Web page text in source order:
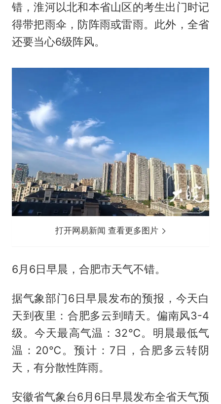
错，淮河以北和本省山区的考生出门时记
得带把雨伞，防阵雨或雷雨。此外，全省
还要当心6级阵风。
打开网易新闻 查看更多图片
6月6日早晨，合肥市天气不错。
据气象部门6日早晨发布的预报，今天白
天到夜里：合肥多云到晴天。偏南风3-4
级。今天最高气温：32℃。明晨最低气
温：20℃。预计：7日，合肥多云转阴
天，有分散性阵雨。
安徽省气象台6月6日早晨发布全省天气预